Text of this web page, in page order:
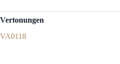
Vertonungen
VA0118